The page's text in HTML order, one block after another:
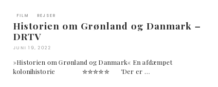
FILM REJSER
Historien om Grønland og Danmark –
DRTV
JUNI 19, 2022
»Historien om Grønland og Danmark« En afdæmpet
kolonihistorie ✮✮✮✮✮ ’Der er …